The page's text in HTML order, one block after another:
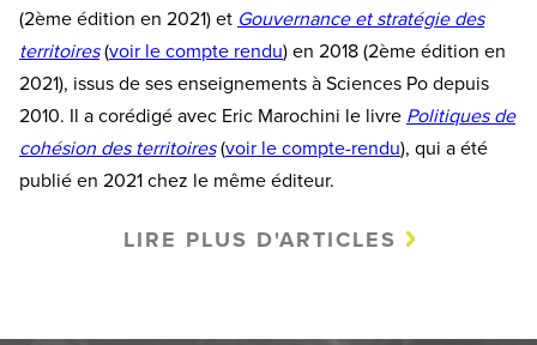
(2ème édition en 2021) et Gouvernance et stratégie des
territoires(voir le compte rendu) en 2018 (2ème édition en
2021), issus de ses enseignements à Sciences Po depuis
2010. Il a corédigé avec Eric Marochini le livre Politiques de
cohésion des territoires(voir le compte-rendu), qui a été
publié en 2021 chez le même éditeur.
LIRE PLUS D'ARTICLES